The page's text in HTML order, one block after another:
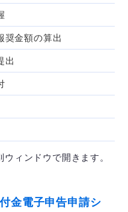
金額の算出
出
ィンドウで開きます。
金電子申告申請シ